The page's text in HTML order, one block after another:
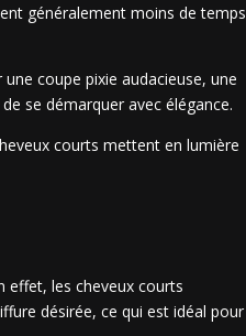
généralement moins de temps
coupe pixie audacieuse, une
se démarquer avec élégance.
courts mettent en lumière
effet, les cheveux courts
désirée, ce qui est idéal pour